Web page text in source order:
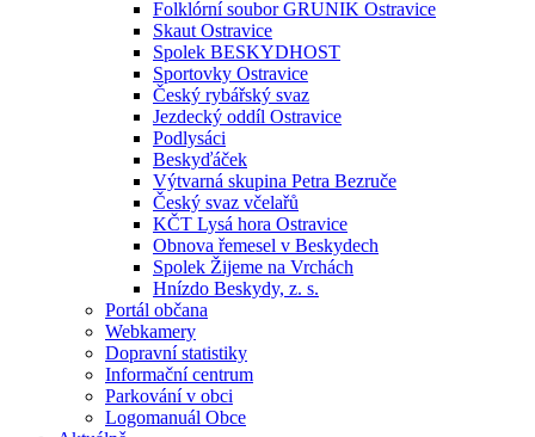
Folklórní soubor GRUNIK Ostravice
Skaut Ostravice
Spolek BESKYDHOST
Sportovky Ostravice
Český rybářský svaz
Jezdecký oddíl Ostravice
Podlysáci
Beskyďáček
Výtvarná skupina Petra Bezruče
Český svaz včelařů
KČT Lysá hora Ostravice
Obnova řemesel v Beskydech
Spolek Žijeme na Vrchách
Hnízdo Beskydy, z. s.
Portál občana
Webkamery
Dopravní statistiky
Informační centrum
Parkování v obci
Logomanuál Obce